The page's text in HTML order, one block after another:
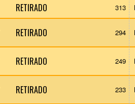
RETIRADO 313
RETIRADO 294
RETIRADO 249
RETIRADO 233